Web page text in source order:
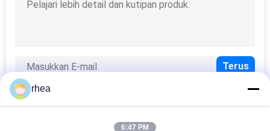
rhea
6:47 PM